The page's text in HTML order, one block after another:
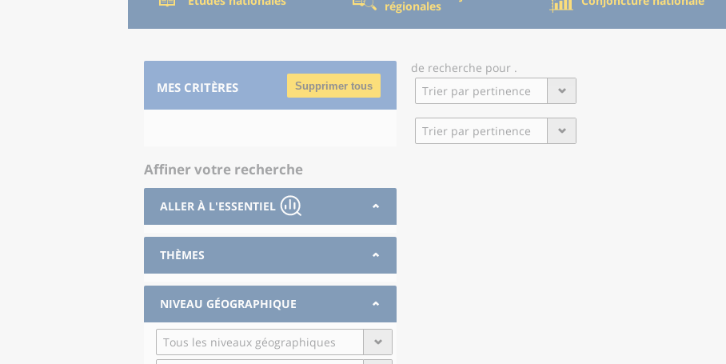
régionales
MES CRITÈRES Supprimer tous
Affiner votre recherche
ALLER À L'ESSENTIEL
THÈMES
NIVEAU GÉOGRAPHIQUE
Tous les niveaux géographiques
de recherche pour .
Trier par pertinence
Trier par pertinence